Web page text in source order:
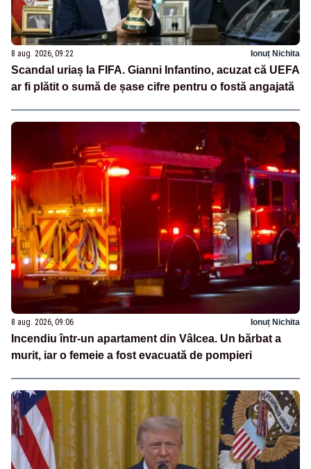
8 aug. 2026, 09:22 Ionuț Nichita
Scandal uriaș la FIFA. Gianni Infantino, acuzat că UEFA
ar fi plătit o sumă de șase cifre pentru o fostă angajată
8 aug. 2026, 09:06 Ionuț Nichita
Incendiu într-un apartament din Vâlcea. Un bărbat a
murit, iar o femeie a fost evacuată de pompieri